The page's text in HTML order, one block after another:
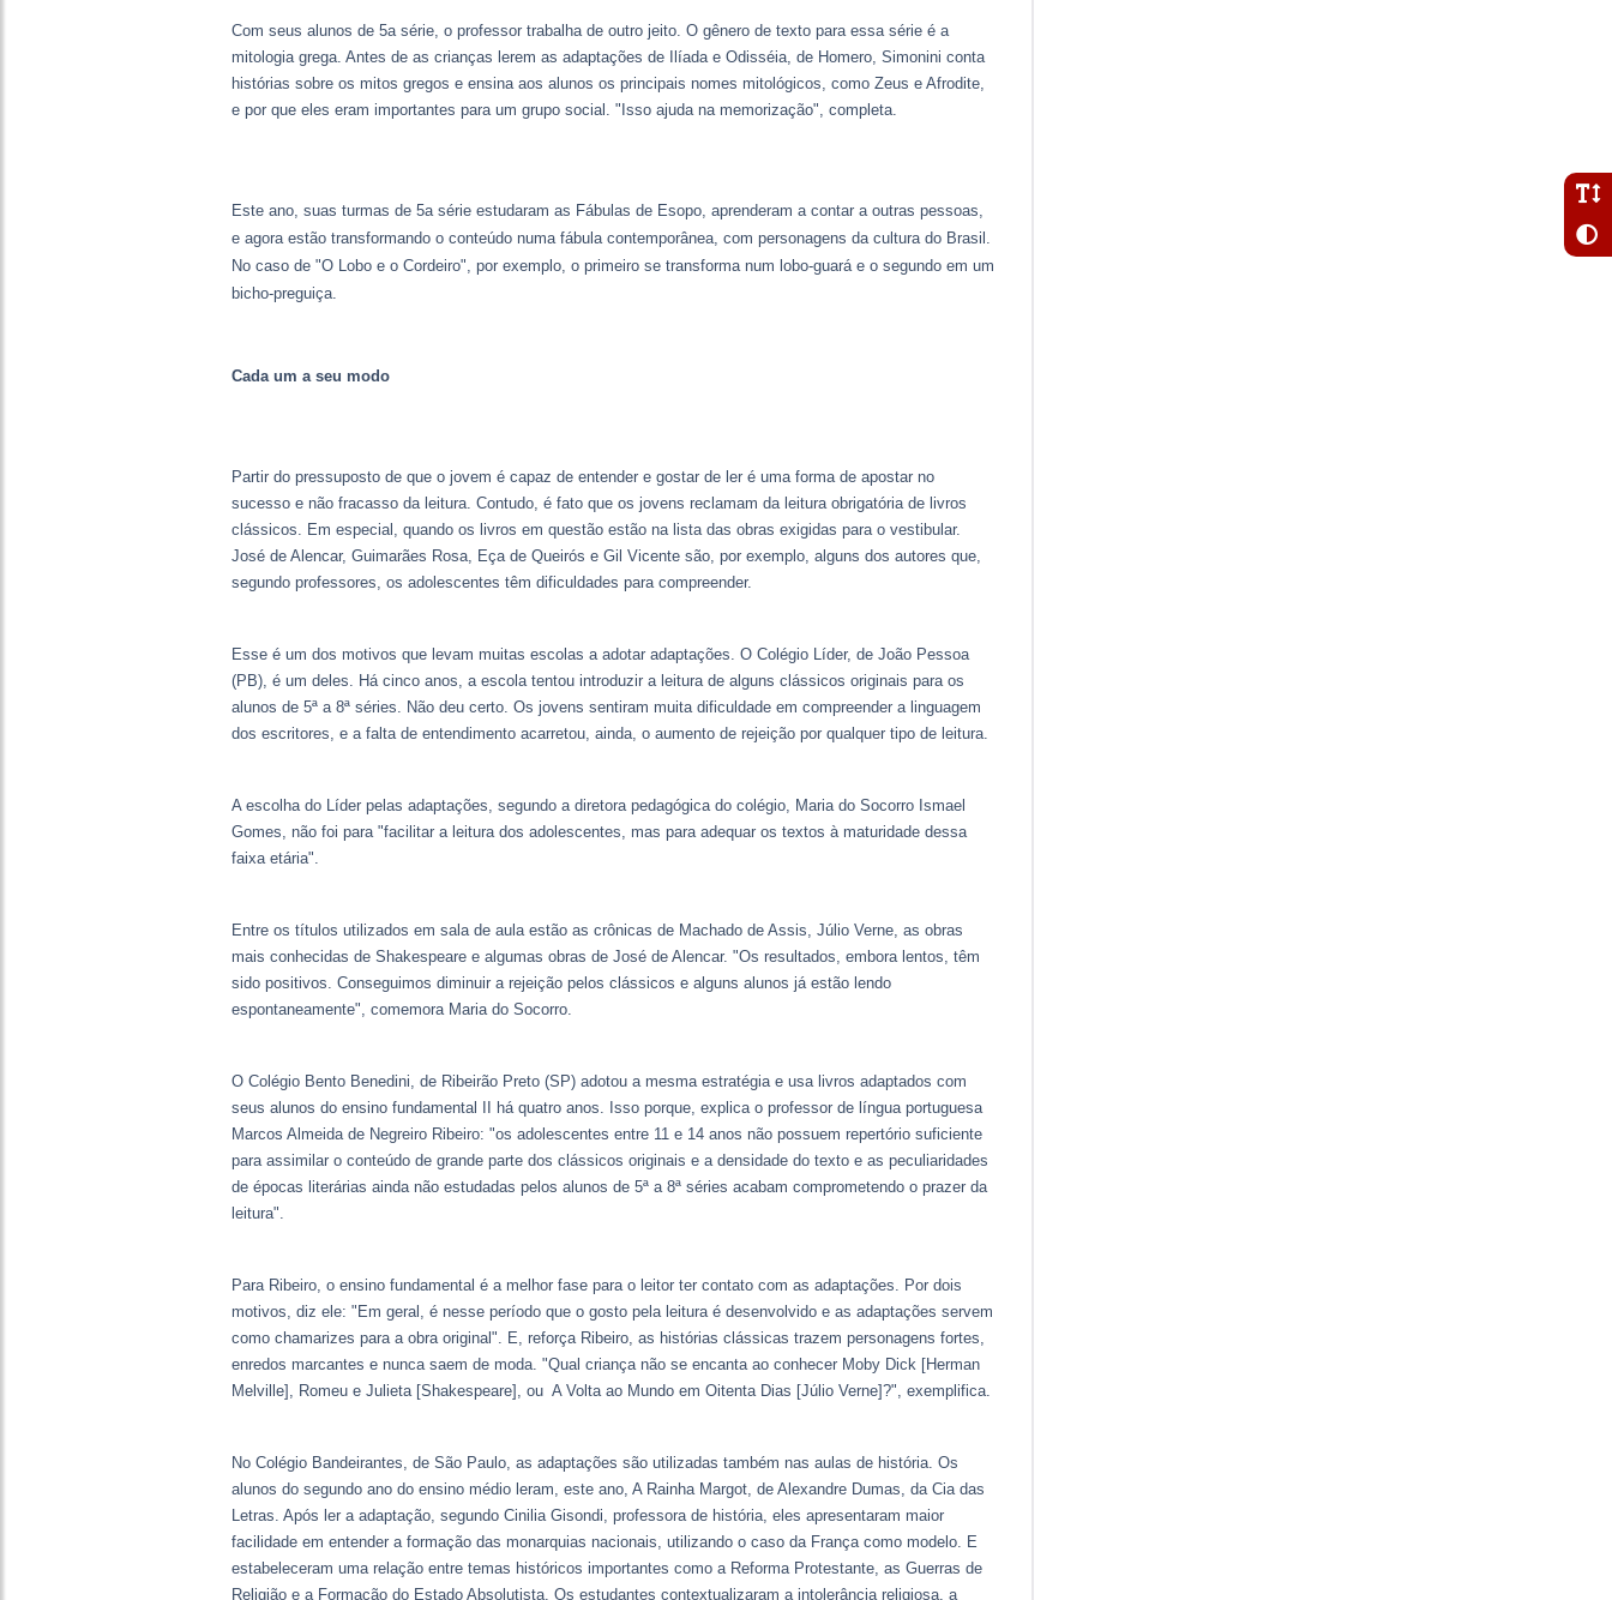
Com seus alunos de 5a série, o professor trabalha de outro jeito. O gênero de texto para essa série é a
mitologia grega. Antes de as crianças lerem as adaptações de Ilíada e Odisséia, de Homero, Simonini conta
histórias sobre os mitos gregos e ensina aos alunos os principais nomes mitológicos, como Zeus e Afrodite,
e por que eles eram importantes para um grupo social. "Isso ajuda na memorização", completa.
Este ano, suas turmas de 5a série estudaram as Fábulas de Esopo, aprenderam a contar a outras pessoas,
e agora estão transformando o conteúdo numa fábula contemporânea, com personagens da cultura do Brasil.
No caso de "O Lobo e o Cordeiro", por exemplo, o primeiro se transforma num lobo-guará e o segundo em um
bicho-preguiça.
Cada um a seu modo
Partir do pressuposto de que o jovem é capaz de entender e gostar de ler é uma forma de apostar no
sucesso e não fracasso da leitura. Contudo, é fato que os jovens reclamam da leitura obrigatória de livros
clássicos. Em especial, quando os livros em questão estão na lista das obras exigidas para o vestibular.
José de Alencar, Guimarães Rosa, Eça de Queirós e Gil Vicente são, por exemplo, alguns dos autores que,
segundo professores, os adolescentes têm dificuldades para compreender.
Esse é um dos motivos que levam muitas escolas a adotar adaptações. O Colégio Líder, de João Pessoa
(PB), é um deles. Há cinco anos, a escola tentou introduzir a leitura de alguns clássicos originais para os
alunos de 5ª a 8ª séries. Não deu certo. Os jovens sentiram muita dificuldade em compreender a linguagem
dos escritores, e a falta de entendimento acarretou, ainda, o aumento de rejeição por qualquer tipo de leitura.
A escolha do Líder pelas adaptações, segundo a diretora pedagógica do colégio, Maria do Socorro Ismael
Gomes, não foi para "facilitar a leitura dos adolescentes, mas para adequar os textos à maturidade dessa
faixa etária".
Entre os títulos utilizados em sala de aula estão as crônicas de Machado de Assis, Júlio Verne, as obras
mais conhecidas de Shakespeare e algumas obras de José de Alencar. "Os resultados, embora lentos, têm
sido positivos. Conseguimos diminuir a rejeição pelos clássicos e alguns alunos já estão lendo
espontaneamente", comemora Maria do Socorro.
O Colégio Bento Benedini, de Ribeirão Preto (SP) adotou a mesma estratégia e usa livros adaptados com
seus alunos do ensino fundamental II há quatro anos. Isso porque, explica o professor de língua portuguesa
Marcos Almeida de Negreiro Ribeiro: "os adolescentes entre 11 e 14 anos não possuem repertório suficiente
para assimilar o conteúdo de grande parte dos clássicos originais e a densidade do texto e as peculiaridades
de épocas literárias ainda não estudadas pelos alunos de 5ª a 8ª séries acabam comprometendo o prazer da
leitura".
Para Ribeiro, o ensino fundamental é a melhor fase para o leitor ter contato com as adaptações. Por dois
motivos, diz ele: "Em geral, é nesse período que o gosto pela leitura é desenvolvido e as adaptações servem
como chamarizes para a obra original". E, reforça Ribeiro, as histórias clássicas trazem personagens fortes,
enredos marcantes e nunca saem de moda. "Qual criança não se encanta ao conhecer Moby Dick [Herman
Melville], Romeu e Julieta [Shakespeare], ou A Volta ao Mundo em Oitenta Dias [Júlio Verne]?", exemplifica.
No Colégio Bandeirantes, de São Paulo, as adaptações são utilizadas também nas aulas de história. Os
alunos do segundo ano do ensino médio leram, este ano, A Rainha Margot, de Alexandre Dumas, da Cia das
Letras. Após ler a adaptação, segundo Cinilia Gisondi, professora de história, eles apresentaram maior
facilidade em entender a formação das monarquias nacionais, utilizando o caso da França como modelo. E
estabeleceram uma relação entre temas históricos importantes como a Reforma Protestante, as Guerras de
Religião e a Formação do Estado Absolutista. Os estudantes contextualizaram a intolerância religiosa, a